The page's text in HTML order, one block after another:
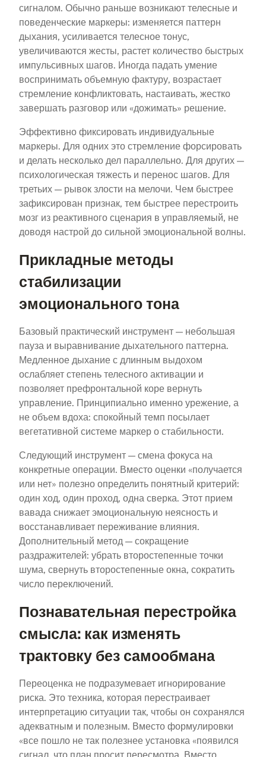
сигналом. Обычно раньше возникают телесные и
поведенческие маркеры: изменяется паттерн
дыхания, усиливается телесное тонус,
увеличиваются жесты, растет количество быстрых
импульсивных шагов. Иногда падать умение
воспринимать объемную фактуру, возрастает
стремление конфликтовать, настаивать, жестко
завершать разговор или «дожимать» решение.
Эффективно фиксировать индивидуальные
маркеры. Для одних это стремление форсировать
и делать несколько дел параллельно. Для других —
психологическая тяжесть и перенос шагов. Для
третьих — рывок злости на мелочи. Чем быстрее
зафиксирован признак, тем быстрее перестроить
мозг из реактивного сценария в управляемый, не
доводя настрой до сильной эмоциональной волны.
Прикладные методы
стабилизации
эмоционального тона
Базовый практический инструмент — небольшая
пауза и выравнивание дыхательного паттерна.
Медленное дыхание с длинным выдохом
ослабляет степень телесного активации и
позволяет префронтальной коре вернуть
управление. Принципиально именно урежение, а
не объем вдоха: спокойный темп посылает
вегетативной системе маркер о стабильности.
Следующий инструмент — смена фокуса на
конкретные операции. Вместо оценки «получается
или нет» полезно определить понятный критерий:
один ход, один проход, одна сверка. Этот прием
вавада снижает эмоциональную неясность и
восстанавливает переживание влияния.
Дополнительный метод — сокращение
раздражителей: убрать второстепенные точки
шума, свернуть второстепенные окна, сократить
число переключений.
Познавательная перестройка
смысла: как изменять
трактовку без самообмана
Переоценка не подразумевает игнорирование
риска. Это техника, которая перестраивает
интерпретацию ситуации так, чтобы он сохранялся
адекватным и полезным. Вместо формулировки
«все пошло не так полезнее установка «появился
сигнал, что план просит пересмотра. Вместо